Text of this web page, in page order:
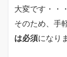
大変です・・・
そのため、手
は必須になり